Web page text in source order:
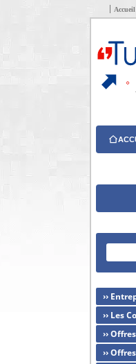
Accueil
››
›› Les
››
››